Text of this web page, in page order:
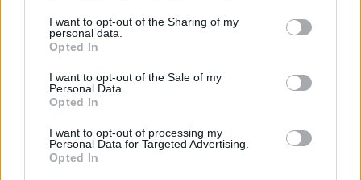
I want to opt-out of the Sharing of my
personal data.
Opted In
I want to opt-out of the Sale of my
Personal Data.
Opted In
I want to opt-out of processing my
Personal Data for Targeted Advertising.
Opted In
Caním000
Publicado